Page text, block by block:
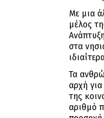
Με μια
μέλος
στα
Τα
αρχή
της
αριθμό